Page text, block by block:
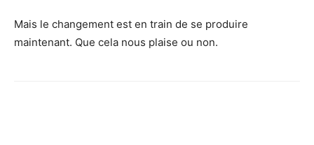
Mais le changement est en train de se produire
maintenant. Que cela nous plaise ou non.